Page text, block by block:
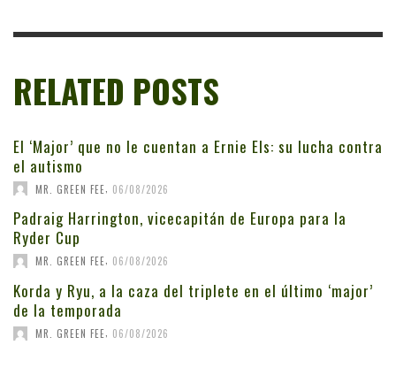
RELATED POSTS
El ‘Major’ que no le cuentan a Ernie Els: su lucha contra
el autismo
MR. GREEN FEE 06/08/2026
Padraig Harrington, vicecapitán de Europa para la
Ryder Cup
MR. GREEN FEE, 06/08/2026
Korda y Ryu, a la caza del triplete en el último ‘major’
de la temporada
MR. GREEN FEE, 06/08/2026